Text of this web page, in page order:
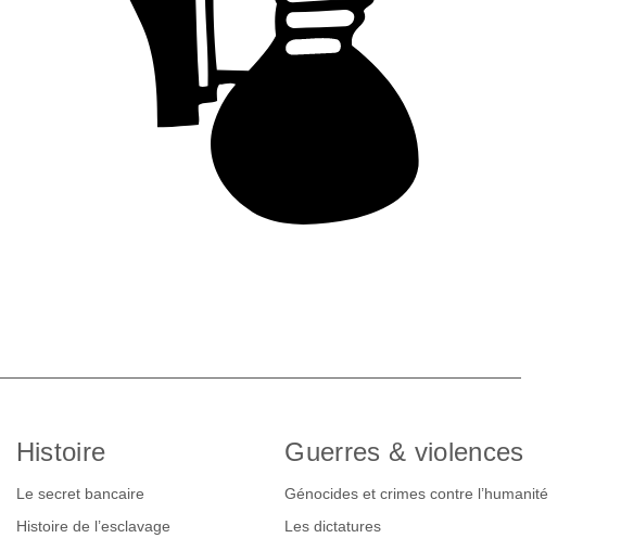
Histoire
Le secret bancaire
Histoire de l’esclavage
Guerres & violences
Génocides et crimes contre l’humanité
Les dictatures